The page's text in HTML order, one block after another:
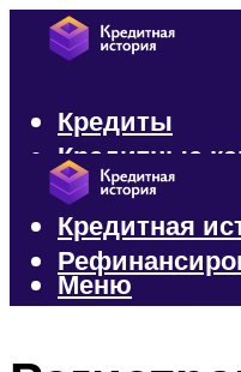
Кредиты
Кредитные
Микрозаймы
Кредитная
Меню